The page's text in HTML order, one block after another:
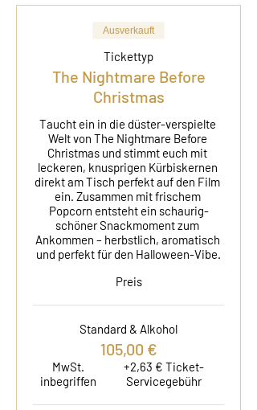
Ausverkauft
Tickettyp
The Nightmare Before
Christmas
Taucht ein in die düster-verspielte
Welt von The Nightmare Before
Christmas und stimmt euch mit
leckeren, knusprigen Kürbiskernen
direkt am Tisch perfekt auf den Film
ein. Zusammen mit frischem
Popcorn entsteht ein schaurig-
schöner Snackmoment zum
Ankommen – herbstlich, aromatisch
und perfekt für den Halloween-Vibe.
Preis
Standard & Alkohol
105,00 €
MwSt.
inbegriffen
+2,63 € Ticket-
Servicegebühr